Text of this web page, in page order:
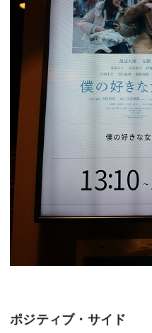
ポジティブ・サイド